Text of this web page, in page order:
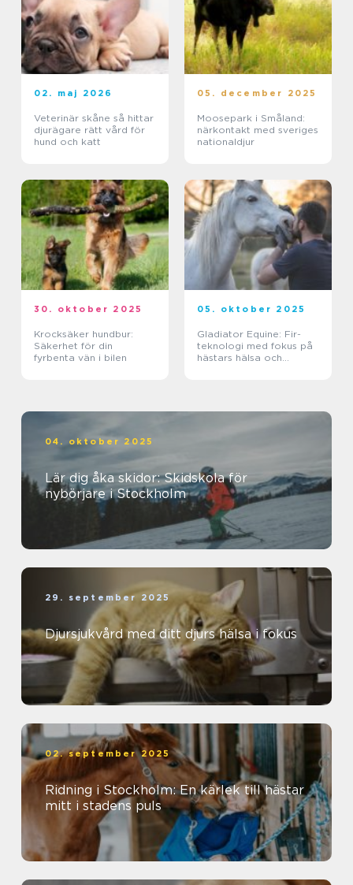
02. maj 2026
Veterinär skåne så hittar
djurägare rätt vård för
hund och katt
05. december 2025
Moosepark i Småland:
närkontakt med sveriges
nationaldjur
30. oktober 2025
Krocksäker hundbur:
Säkerhet för din
fyrbenta vän i bilen
05. oktober 2025
Gladiator Equine: Fir-
teknologi med fokus på
hästars hälsa och
04. oktober 2025
Lär dig åka skidor: Skidskola för
nybörjare i Stockholm
29. september 2025
Djursjukvård med ditt djurs hälsa i fokus
02. september 2025
Ridning i Stockholm: En kärlek till hästar
mitt i stadens puls